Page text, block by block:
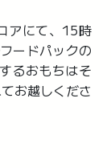
アにて、15時
ードパックの
るおもちはそ
お越しくださ